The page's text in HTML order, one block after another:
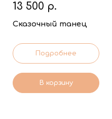
13 500 р.
Сказочный танец
Подробнее
В корзину